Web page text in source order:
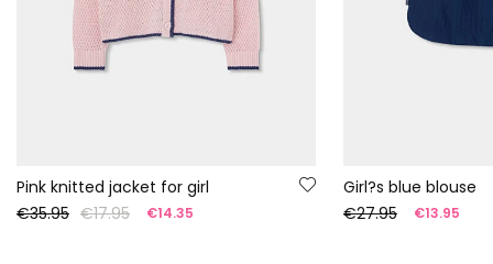
Pink knitted jacket for girl
€35.95 €17.95 €14.35
Girl?s blue blouse
€27.95
€13.95